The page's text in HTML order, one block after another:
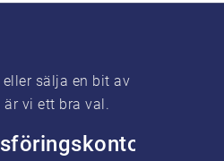
eller sälja en bit av
är vi ett bra val.